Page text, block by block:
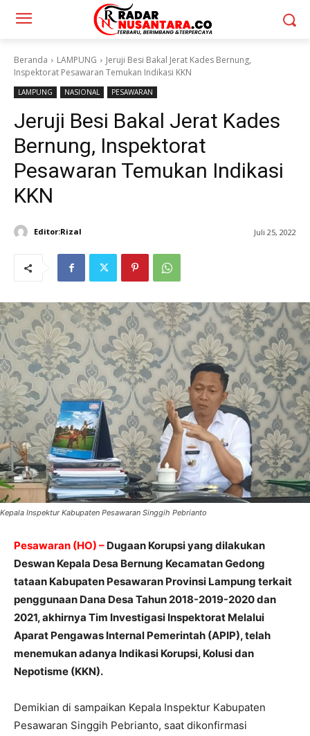
Beranda LAMPUNG
Jeruji Besi Bakal Jerat Kades Bernung,
Inspektorat Pesawaran Temukan Indikasi KKN
LAMPUNG NASIONAL PESAWARAN
Jeruji Besi Bakal Jerat Kades
Bernung, Inspektorat
Pesawaran Temukan Indikasi
KKN
Editor:Rizal Juli 25, 2022
Kepala Inspektur Kabupaten Pesawaran Singgih Pebrianto
Pesawaran (HO) – Dugaan Korupsi yang dilakukan
Deswan Kepala Desa Bernung Kecamatan Gedong
tataan Kabupaten Pesawaran Provinsi Lampung terkait
penggunaan Dana Desa Tahun 2018-2019-2020 dan
2021, akhirnya Tim Investigasi Inspektorat Melalui
Aparat Pengawas Internal Pemerintah (APIP), telah
menemukan adanya Indikasi Korupsi, Kolusi dan
Nepotisme (KKN).
Demikian di sampaikan Kepala Inspektur Kabupaten
Pesawaran Singgih Pebrianto, saat dikonfirmasi